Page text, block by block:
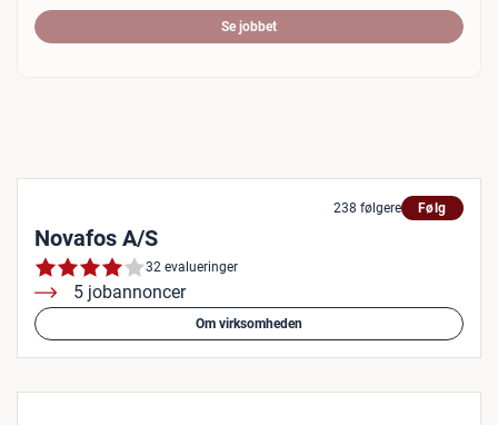
Se jobbet
238 følgere Følg
Novafos A/S
32 evalueringer
5 jobannoncer
Om virksomheden